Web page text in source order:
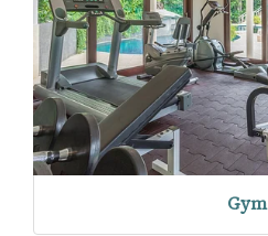
Gym